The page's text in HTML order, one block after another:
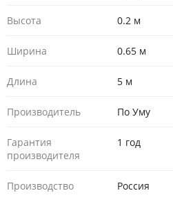
Высота 0.2 м
Ширина 0.65 м
Длина 5 м
Производитель По Уму
Гарантия
производителя
1 год
Производство Россия